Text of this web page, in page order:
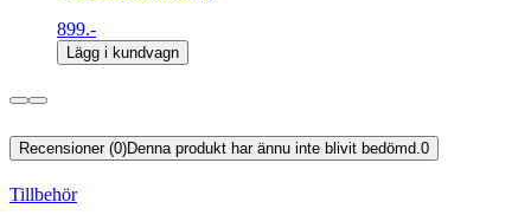
899.-
Lägg i kundvagn
Recensioner (0)Denna produkt har ännu inte blivit bedömd. 0
Tillbehör